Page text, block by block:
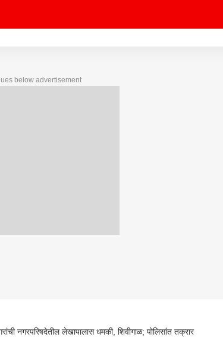
below advertisement
नगरपरिषदेतील लेखापालास धमकी, शिवीगाळ; पोलिसांत तक्रार